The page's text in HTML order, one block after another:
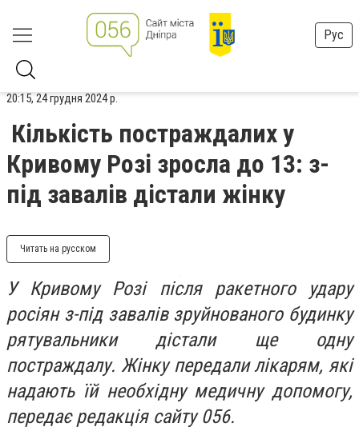
Рус
20:15, 24 грудня 2024 р.
Кількість постраждалих у
Кривому Розі зросла до 13: з-
під завалів дістали жінку
Читать на русском
У Кривому Розі після ракетного удару
росіян з-під завалів зруйнованого будинку
рятувальники дістали ще одну
постраждалу. Жінку передали лікарям, які
надають їй необхідну медичну допомогу,
передає редакція сайту 056.